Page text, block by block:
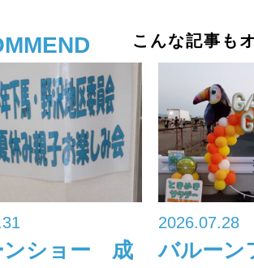
tt
er
こんな記事も
ンショー 成
2026.07.28
バルーン